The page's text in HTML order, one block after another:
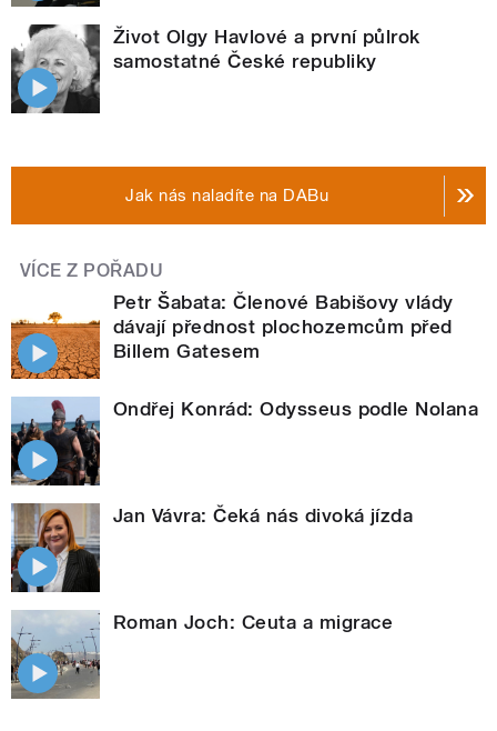
Život Olgy Havlové a první půlrok
samostatné České republiky
Jak nás naladíte na DABu
VÍCE Z POŘADU
Petr Šabata: Členové Babišovy vlády
dávají přednost plochozemcům před
Billem Gatesem
Ondřej Konrád: Odysseus podle Nolana
Jan Vávra: Čeká nás divoká jízda
Roman Joch: Ceuta a migrace